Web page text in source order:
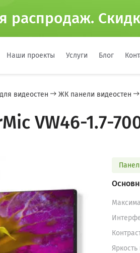
распродаж.
Наши проекты Услуги Блог
видеостен ЖК панели видеостен
VW46-1.7-